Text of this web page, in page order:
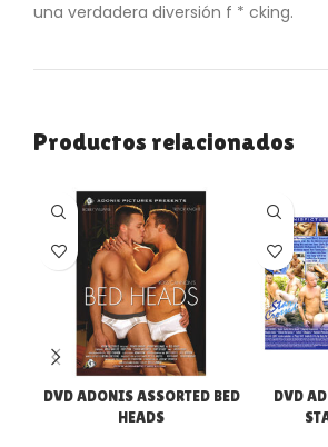
una verdadera diversión f * cking.
Productos relacionados
DVD ADONIS ASSORTED BED
HEADS
DVD